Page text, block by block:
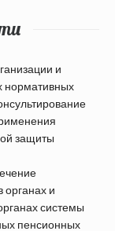
и
нормативных
защиты
органах и
системы
пенсионных